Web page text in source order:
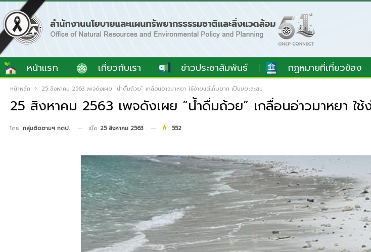
หน้าแรก เกี่ยวกับเรา ข่าวประชาสัมพันธ์ กฎหมายที่เกี่ยวข้อง
หน้าหลัก 25 สิงหาคม 2563 เพจดังเผย “น้ำดื่มถ้วย” เกลื่อนอ่าวมาหยา ใช้ง่ายแต่เก็บยาก เป็นขยะสะสม
25 สิงหาคม 2563 เพจดังเผย “น้ำดื่มถ้วย” เกลื่อนอ่าวมาหยา ใช้
โดย กลุ่มติดตามฯ กตป. เมื่อ 25 สิงหาคม 2563 552